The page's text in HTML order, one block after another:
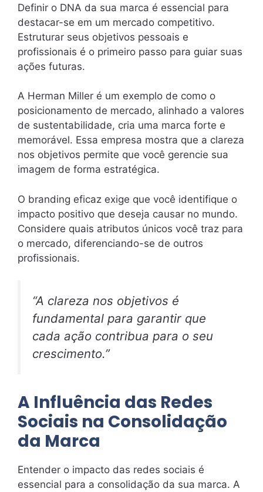
Definir o DNA da sua marca é essencial para
destacar-se em um mercado competitivo.
Estruturar seus objetivos pessoais e
profissionais é o primeiro passo para guiar suas
ações futuras.
A Herman Miller é um exemplo de como o
posicionamento de mercado, alinhado a valores
de sustentabilidade, cria uma marca forte e
memorável. Essa empresa mostra que a clareza
nos objetivos permite que você gerencie sua
imagem de forma estratégica.
O branding eficaz exige que você identifique o
impacto positivo que deseja causar no mundo.
Considere quais atributos únicos você traz para
o mercado, diferenciando-se de outros
profissionais.
“A clareza nos objetivos é
fundamental para garantir que
cada ação contribua para o seu
crescimento.”
A Influência das Redes
Sociais na Consolidação
da Marca
Entender o impacto das redes sociais é
essencial para a consolidação da sua marca. A